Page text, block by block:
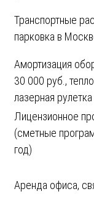
Транспортные
парковка в
Амортизация
30 000 руб.,
лазерная
Лицензионное
(сметные
год)
Аренда офиса,